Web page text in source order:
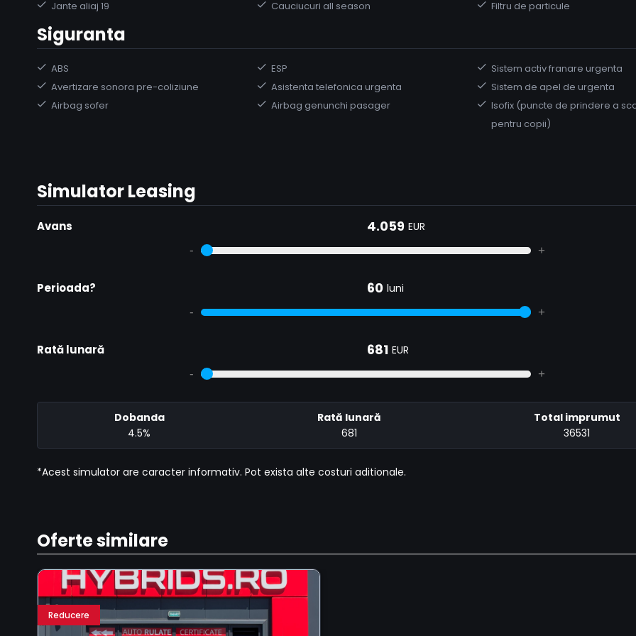
Jante aliaj 19 Cauciucuri all season Filtru de particule
Siguranta
ABS ESP
Sistem activ franare urgenta
Avertizare sonora pre-coliziune
Asistenta telefonica urgenta
Sistem de apel de urgenta
Airbag sofer
Airbag genunchi pasager
Isofix (puncte de prindere a
pentru copii)
Simulator Leasing
Avans 4.059 EUR
- +
Perioada? 60 luni
- +
Rată lunară 681 EUR
- +
Dobanda
4.5%
Rată lunară
681
Total imprumut
36531
*Acest simulator are caracter informativ. Pot exista alte costuri aditionale.
Oferte similare
Reducere